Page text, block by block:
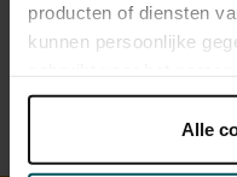
producten of diensten
kunnen persoonlijke
onder 'aanpassen' zelf
Lees onze
Alle